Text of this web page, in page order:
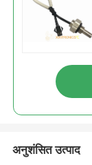
अनुशंसित उत्पाद